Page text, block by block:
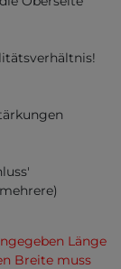
Länge
Breite muss